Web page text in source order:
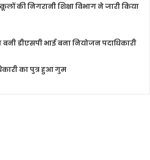
की निगरानी शिक्षा विभाग ने जारी किया
बनी डीएसपी भाई बना नियोजन पदाधिकारी
का पुत्र हुआ गुम